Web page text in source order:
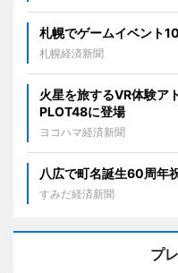
札幌でゲームイベント
札幌経済新聞
火星を旅するVR体験
PLOT48に登場
ヨコハマ経済新聞
八広で町名誕生60周
すみだ経済新聞
プ